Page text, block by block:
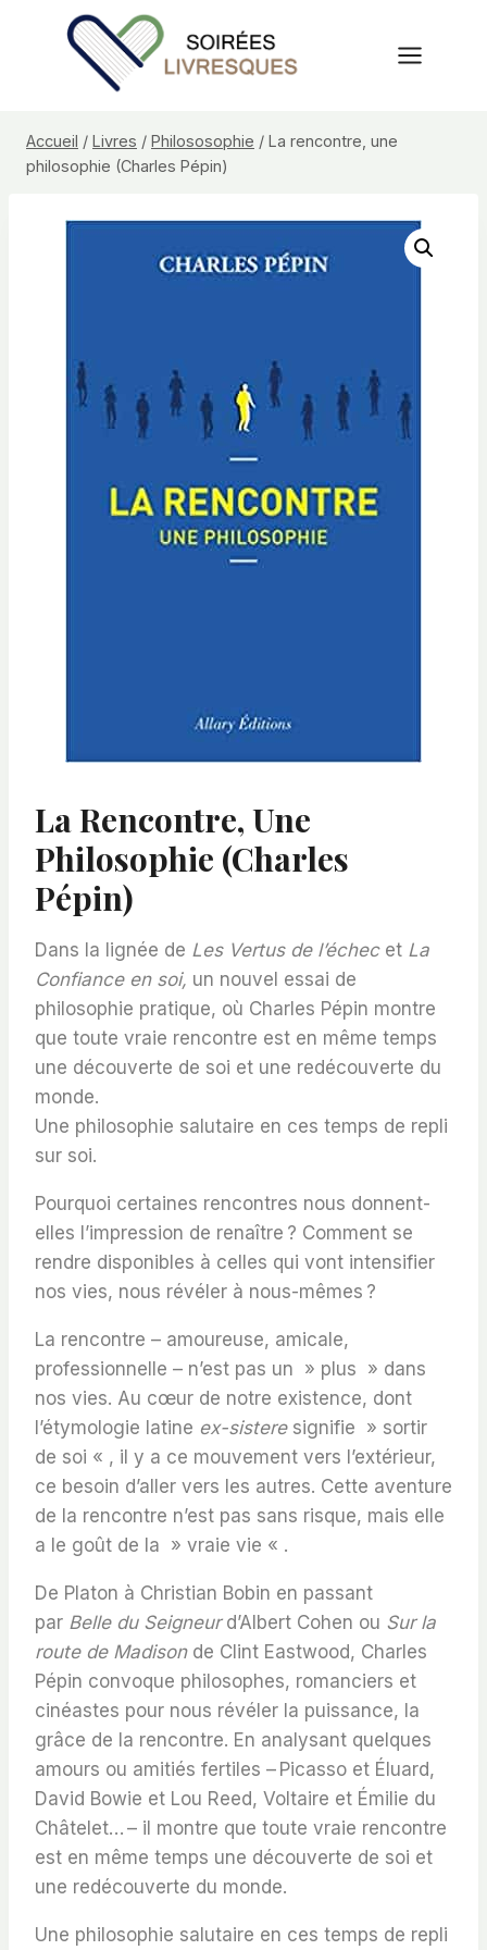
Accueil / Livres / Philososophie / La rencontre, une
philosophie (Charles Pépin)
La Rencontre, Une
Philosophie (Charles
Pépin)
Dans la lignée de Les Vertus de l’échecet La
Confiance en soi, un nouvel essai de
philosophie pratique, où Charles Pépin montre
que toute vraie rencontre est en même temps
une découverte de soi et une redécouverte du
monde.
Une philosophie salutaire en ces temps de repli
sur soi.
Pourquoi certaines rencontres nous donnent-
elles l’impression de renaître ? Comment se
rendre disponibles à celles qui vont intensifier
nos vies, nous révéler à nous-mêmes ?
La rencontre – amoureuse, amicale,
professionnelle – n’est pas un » plus » dans
nos vies. Au cœur de notre existence, dont
l’étymologie latine ex-sisteresignifie » sortir
de soi « , il y a ce mouvement vers l’extérieur,
ce besoin d’aller vers les autres. Cette aventure
de la rencontre n’est pas sans risque, mais elle
a le goût de la » vraie vie « .
De Platon à Christian Bobin en passant
par Belle du Seigneur d’Albert Cohen ou Sur la
route de Madison de Clint Eastwood, Charles
Pépin convoque philosophes, romanciers et
cinéastes pour nous révéler la puissance, la
grâce de la rencontre. En analysant quelques
amours ou amitiés fertiles – Picasso et Éluard,
David Bowie et Lou Reed, Voltaire et Émilie du
Châtelet… – il montre que toute vraie rencontre
est en même temps une découverte de soi et
une redécouverte du monde.
Une philosophie salutaire en ces temps de repli